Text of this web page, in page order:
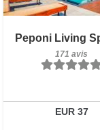
Peponi Living
171 avis
EUR 37
171 avis
Détails